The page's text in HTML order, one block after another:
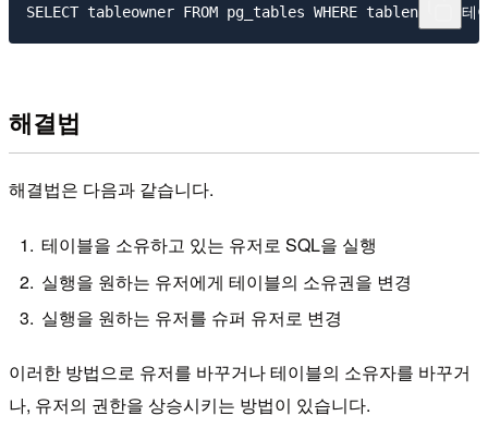
해결법
해결법은 다음과 같습니다.
테이블을 소유하고 있는 유저로 SQL을 실행
실행을 원하는 유저에게 테이블의 소유권을 변경
실행을 원하는 유저를 슈퍼 유저로 변경
이러한 방법으로 유저를 바꾸거나 테이블의 소유자를 바꾸거
나, 유저의 권한을 상승시키는 방법이 있습니다.